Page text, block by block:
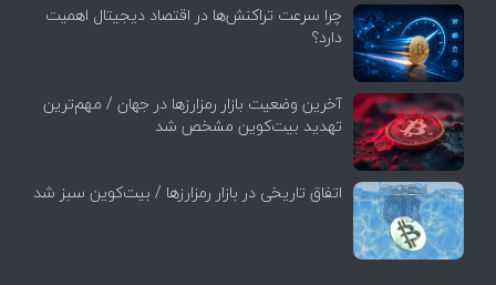
چرا سرعت تراکنش‌ها در اقتصاد دیجیتال اهمیت
دارد؟
آخرین وضعیت بازار رمزارزها در جهان / مهم‌ترین
تهدید بیت‌کوین مشخص شد
اتفاق تاریخی در بازار رمزارزها / بیت‌کوین سبز شد